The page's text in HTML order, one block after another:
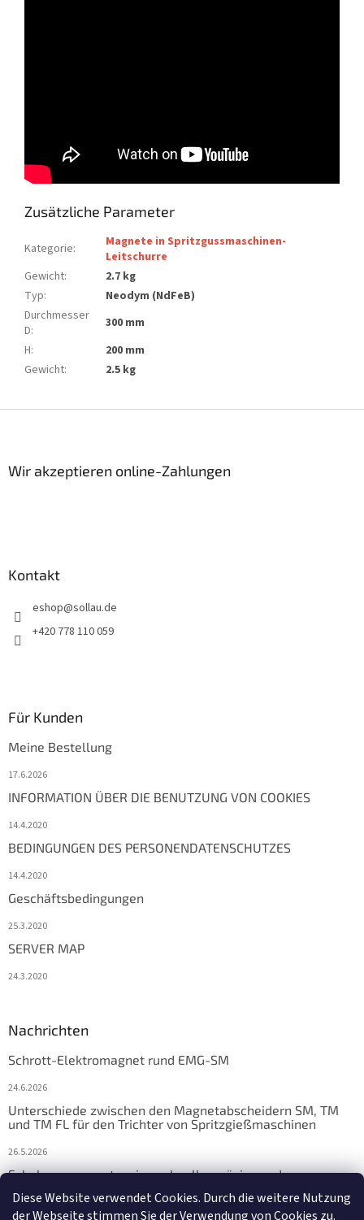
Diese Website verwendet Cookies. Durch die weitere Nutzung
der Webseite stimmen Sie der Verwendung von Cookies zu.
Zusätzliche Parameter
Kategorie:
Magnete in Spritzgussmaschinen-
Leitschurre
Gewicht:
2.7 kg
Typ:
Neodym (NdFeB)
Durchmesser
D:
300 mm
H:
200 mm
Gewicht: 2.5 kg
Wir akzeptieren online-Zahlungen
Kontakt
eshop@sollau.de
+420 778 110 059
Für Kunden
Meine Bestellung
17.6.2026
INFORMATION ÜBER DIE BENUTZUNG VON COOKIES
14.4.2020
BEDINGUNGEN DES PERSONENDATENSCHUTZES
14.4.2020
Geschäftsbedingungen
25.3.2020
SERVER MAP
24.3.2020
Nachrichten
Schrott-Elektromagnet rund EMG-SM
24.6.2026
Unterschiede zwischen den Magnetabscheidern SM, TM
und TM FL für den Trichter von Spritzgießmaschinen
26.5.2026
Schalungsmagnete: eine schnelle, präzise und
17.4.2026